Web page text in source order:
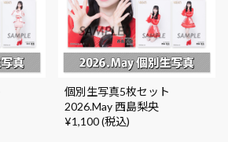
個別生写真5枚セット
2026.May 西島梨央
¥1,100 (税込)